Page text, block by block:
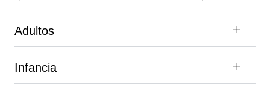
Adultos
Infancia